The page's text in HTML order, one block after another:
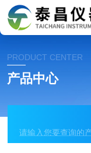
PRODUCT CENTER
产品中心